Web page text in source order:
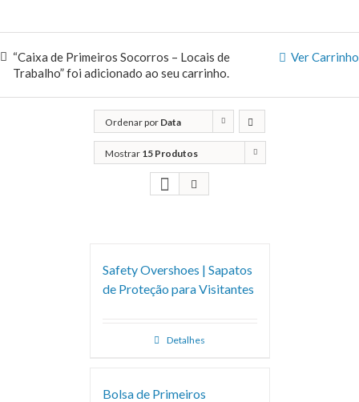
Ver Carrinho
“Caixa de Primeiros Socorros – Locais de
Trabalho” foi adicionado ao seu carrinho.
Ordenar por Data
Mostrar 15 Produtos
Safety Overshoes | Sapatos
de Proteção para Visitantes
Detalhes
Bolsa de Primeiros